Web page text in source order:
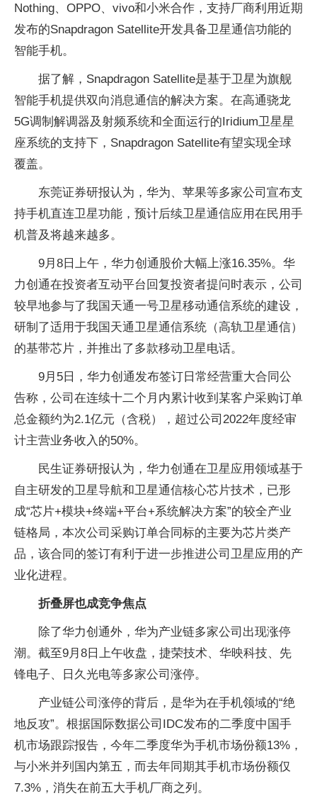
Nothing、OPPO、vivo和小米合作，支持厂商利用近期
发布的Snapdragon Satellite开发具备卫星通信功能的
智能手机。
据了解，Snapdragon Satellite是基于卫星为旗舰
智能手机提供双向消息通信的解决方案。在高通骁龙
5G调制解调器及射频系统和全面运行的Iridium卫星星
座系统的支持下，Snapdragon Satellite有望实现全球
覆盖。
东莞证券研报认为，华为、苹果等多家公司宣布支
持手机直连卫星功能，预计后续卫星通信应用在民用手
机普及将越来越多。
9月8日上午，华力创通股价大幅上涨16.35%。华
力创通在投资者互动平台回复投资者提问时表示，公司
较早地参与了我国天通一号卫星移动通信系统的建设，
研制了适用于我国天通卫星通信系统（高轨卫星通信）
的基带芯片，并推出了多款移动卫星电话。
9月5日，华力创通发布签订日常经营重大合同公
告称，公司在连续十二个月内累计收到某客户采购订单
总金额约为2.1亿元（含税），超过公司2022年度经审
计主营业务收入的50%。
民生证券研报认为，华力创通在卫星应用领域基于
自主研发的卫星导航和卫星通信核心芯片技术，已形
成“芯片+模块+终端+平台+系统解决方案”的较全产业
链格局，本次公司采购订单合同标的主要为芯片类产
品，该合同的签订有利于进一步推进公司卫星应用的产
业化进程。
折叠屏也成竞争焦点
除了华力创通外，华为产业链多家公司出现涨停
潮。截至9月8日上午收盘，捷荣技术、华映科技、先
锋电子、日久光电等多家公司涨停。
产业链公司涨停的背后，是华为在手机领域的“绝
地反攻”。根据国际数据公司IDC发布的二季度中国手
机市场跟踪报告，今年二季度华为手机市场份额13%，
与小米并列国内第五，而去年同期其手机市场份额仅
7.3%，消失在前五大手机厂商之列。